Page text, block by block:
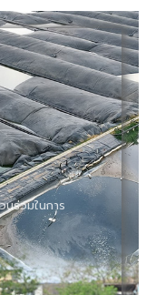
ร่วมในการ